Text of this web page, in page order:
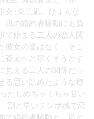
女･東雲凪。ひょんな
凪の婚約者騒動にも負
で始まる二人の恋人関
彼女の姿はなく、そこ
蒼太へと尽くそうとす
見える二人の関係だっ
る思い詰めたような様
たしめちゃくちゃ甘い
割と早いテンポ感で恋
で婚約者騒動と、凪と